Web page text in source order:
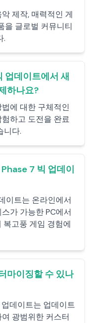
제작, 매력적인 게
을 글로벌 커뮤니티
.
업데이트에서 새
하나요?
에 대한 구체적인
하고 도전을 완료
니다.
7 빅 업데이
이트는 온라인에서
가 가능한 PC에서
복고풍 게임 경험에
마이징할 수 있나
데이트는 업데이트
광범위한 커스터